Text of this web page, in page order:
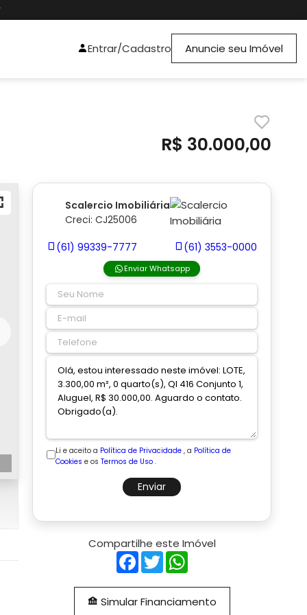
Entrar/Cadastro Anuncie seu Imóvel
R$ 30.000,00
Scalercio Imobiliária
Creci: CJ25006
(61) 99339-7777
(61) 3553-0000
Enviar Whatsapp
Li e aceito a Política de Privacidade , a Política de
Cookies e osTermos de Uso .
Enviar
Compartilhe este Imóvel
Facebook
TwitterWhatsApp
Simular Financiamento